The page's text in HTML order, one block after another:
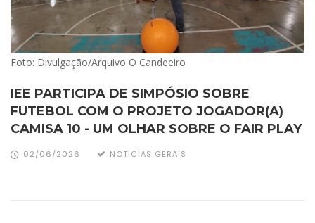
Foto: Divulgação/Arquivo O Candeeiro
IEE PARTICIPA DE SIMPÓSIO SOBRE
FUTEBOL COM O PROJETO JOGADOR(A)
CAMISA 10 - UM OLHAR SOBRE O FAIR PLAY
02/06/2026 NOTICIAS GERAIS